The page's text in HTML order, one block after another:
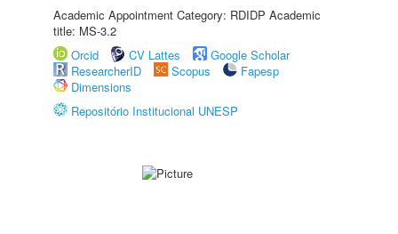
Academic Appointment Category: RDIDP Academic
title: MS-3.2
Orcid
CV Lattes
Google Scholar
ResearcherID
Scopus
Fapesp
Dimensions
Repositório Institucional UNESP